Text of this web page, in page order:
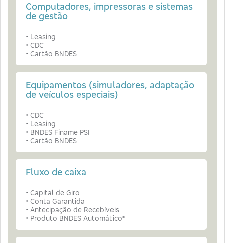
Computadores, impressoras e sistemas
de gestão
• Leasing
• CDC
• Cartão BNDES
Equipamentos (simuladores, adaptação
de veículos especiais)
• CDC
• Leasing
• BNDES Finame PSI
• Cartão BNDES
Fluxo de caixa
• Capital de Giro
• Conta Garantida
• Antecipação de Recebíveis
• Produto BNDES Automático*